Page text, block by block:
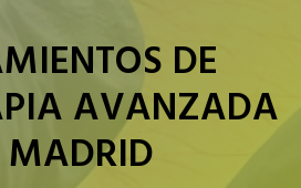
DE
AVANZADA
MADRID